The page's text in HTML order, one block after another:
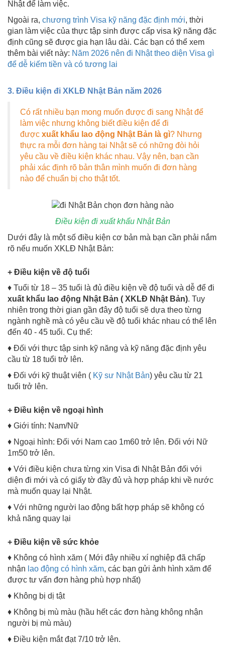
Nhật để làm việc.
Ngoài ra, chương trình Visa kỹ năng đặc định mới, thời
gian làm việc của thực tập sinh được cấp visa kỹ năng đặc
định cũng sẽ được gia hạn lâu dài. Các bạn có thể xem
thêm bài viết này: Năm 2026 nên đi Nhật theo diện Visa gì
để dễ kiếm tiền và có tương lai
3. Điều kiện đi XKLĐ Nhật Bản năm 2026
Có rất nhiều bạn mong muốn được đi sang Nhật để
làm việc nhưng không biết điều kiện để đi
được xuất khẩu lao động Nhật Bản là gì? Nhưng
thực ra mỗi đơn hàng tại Nhật sẽ có những đòi hỏi
yêu cầu về điều kiện khác nhau. Vậy nên, bạn cần
phải xác định rõ bản thân mình muốn đi đơn hàng
nào để chuẩn bị cho thật tốt.
Điều kiện đi xuất khẩu Nhật Bản
Dưới đây là một số điều kiện cơ bản mà bạn cần phải nắm
rõ nếu muốn XKLĐ Nhật Bản:
+ Điều kiện về độ tuổi
♦ Tuổi từ 18 – 35 tuổi là đủ điều kiện về độ tuổi và dễ để đi
xuất khẩu lao động Nhật Bản ( XKLĐ Nhật Bản). Tuy
nhiên trong thời gian gần đây độ tuổi sẽ dựa theo từng
ngành nghề mà có yêu cầu về độ tuổi khác nhau có thể lên
đến 40 - 45 tuổi. Cụ thể:
♦ Đối với thực tập sinh kỹ năng và kỹ năng đặc định yêu
cầu từ 18 tuổi trở lên.
♦ Đối với kỹ thuật viên ( Kỹ sư Nhật Bản) yêu cầu từ 21
tuổi trở lên.
+ Điều kiện về ngoại hình
♦ Giới tính: Nam/Nữ
♦ Ngoại hình: Đối với Nam cao 1m60 trở lên. Đối với Nữ
1m50 trở lên.
♦ Với điều kiện chưa từng xin Visa đi Nhật Bản đối với
diện đi mới và có giấy tờ đầy đủ và hợp pháp khi về nước
mà muốn quay lại Nhật.
♦ Với những người lao động bất hợp pháp sẽ không có
khả năng quay lại
+ Điều kiện về sức khỏe
♦ Không có hình xăm ( Mới đây nhiều xí nghiệp đã chấp
nhận lao động có hình xăm, các bạn gửi ảnh hình xăm để
được tư vấn đơn hàng phù hợp nhất)
♦ Không bị dị tật
♦ Không bị mù màu (hầu hết các đơn hàng không nhận
người bị mù màu)
♦ Điều kiện mắt đạt 7/10 trở lên.